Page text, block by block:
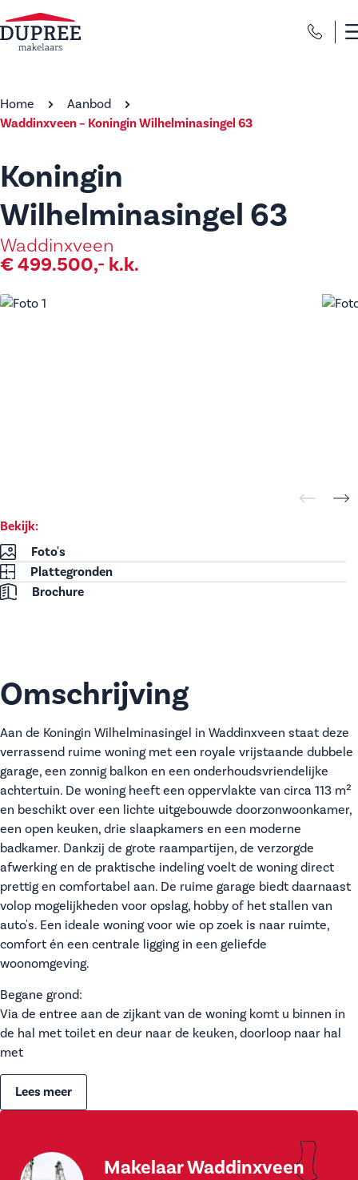
Home Aanbod
Waddinxveen – Koningin Wilhelminasingel 63
Koningin
Wilhelminasingel 63
Waddinxveen
€ 499.500,- k.k.
Bekijk:
Foto's
Plattegronden
Brochure
Omschrijving
Aan de Koningin Wilhelminasingel in Waddinxveen staat deze
verrassend ruime woning met een royale vrijstaande dubbele
garage, een zonnig balkon en een onderhoudsvriendelijke
achtertuin. De woning heeft een oppervlakte van circa 113 m²
en beschikt over een lichte uitgebouwde doorzonwoonkamer,
een open keuken, drie slaapkamers en een moderne
badkamer. Dankzij de grote raampartijen, de verzorgde
afwerking en de praktische indeling voelt de woning direct
prettig en comfortabel aan. De ruime garage biedt daarnaast
volop mogelijkheden voor opslag, hobby of het stallen van
auto's. Een ideale woning voor wie op zoek is naar ruimte,
comfort én een centrale ligging in een geliefde
woonomgeving.
Begane grond:
Via de entree aan de zijkant van de woning komt u binnen in
de hal met toilet en deur naar de keuken, doorloop naar hal
met
Lees meer
Makelaar Waddinxveen